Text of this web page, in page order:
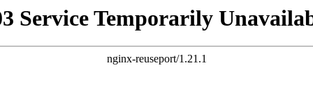
Service Temporarily
nginx-reuseport/1.21.1